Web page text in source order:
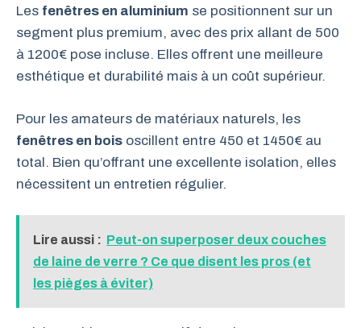
Les fenêtres en aluminium se positionnent sur un
segment plus premium, avec des prix allant de 500
à 1200€ pose incluse. Elles offrent une meilleure
esthétique et durabilité mais à un coût supérieur.
Pour les amateurs de matériaux naturels, les
fenêtres en bois oscillent entre 450 et 1450€ au
total. Bien qu’offrant une excellente isolation, elles
nécessitent un entretien régulier.
Lire aussi : Peut-on superposer deux couches
de laine de verre ? Ce que disent les pros (et
les pièges à éviter)